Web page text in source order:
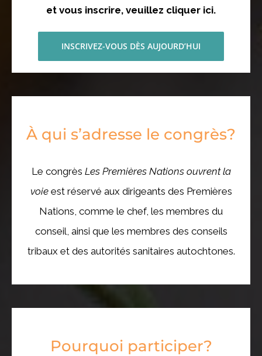
et vous inscrire, veuillez cliquer ici.
INSCRIVEZ-VOUS DÈS AUJOURD’HUI
À qui s’adresse le congrès?
Le congrès Les Premières Nations ouvrent la
voieest réservé aux dirigeants des Premières
Nations, comme le chef, les membres du
conseil, ainsi que les membres des conseils
tribaux et des autorités sanitaires autochtones.
Pourquoi participer?